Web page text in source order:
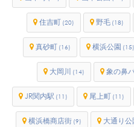
住吉町 (20) 野毛 (18)
真砂町 (16) 横浜公園 (15)
大岡川 (14) 象の鼻
JR関内駅 (11) 尾上町 (11)
横浜橋商店街 (9) 大通り公